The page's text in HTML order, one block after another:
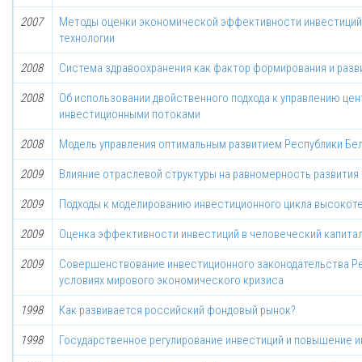
2007
Методы оценки экономической эффективности
технологии
2008 Система здравоохранения как фактор формирования и
2008
Об использовании двойственного подхода к управлению
инвестиционными потоками
2008 Модель управления оптимальным развитием Республики
2009 Влияние отраслевой структуры на равномерность развития
2009 Подходы к моделированию инвестиционного цикла
2009 Оценка эффективности инвестиций в человеческий
2009
Совершенствование инвестиционного законодательства
условиях мирового экономического кризиса
1998 Как развивается российский фондовый рынок?
1998 Государственное регулирование инвестиций и повышение